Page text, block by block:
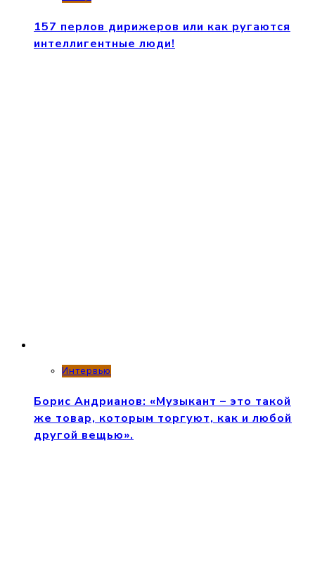
157 перлов дирижеров или как ругаются
интеллигентные люди!
Интервью
Борис Андрианов: «Музыкант – это такой
же товар, которым торгуют, как и любой
другой вещью».